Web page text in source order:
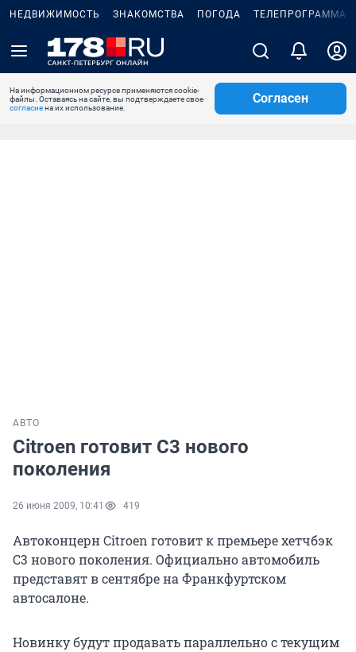
НЕДВИЖИМОСТЬ ЗНАКОМСТВА ПОГОДА ТЕЛЕПРОГРАММА
На информационном ресурсе применяются cookie-
файлы. Оставаясь на сайте, вы подтверждаете свое
согласиена их использование.
Согласен
АВТО
Citroen готовит C3 нового
поколения
26 июня 2009, 10:41 419
Автоконцерн Citroen готовит к премьере хетчбэк
C3 нового поколения. Официально автомобиль
представят в сентябре на Франкфуртском
автосалоне.
Новинку будут продавать параллельно с текущим